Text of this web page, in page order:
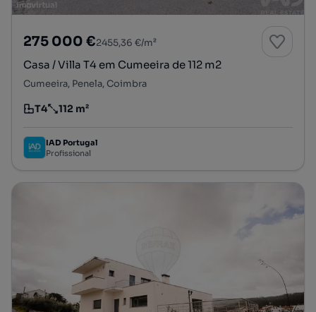
275 000 €2455,36 €/m²
Casa / Villa T4 em Cumeeira de 112 m2
Cumeeira, Penela, Coimbra
Tipologia
T4
Preço por metro quadrado
112 m²
IAD Portugal
Profissional